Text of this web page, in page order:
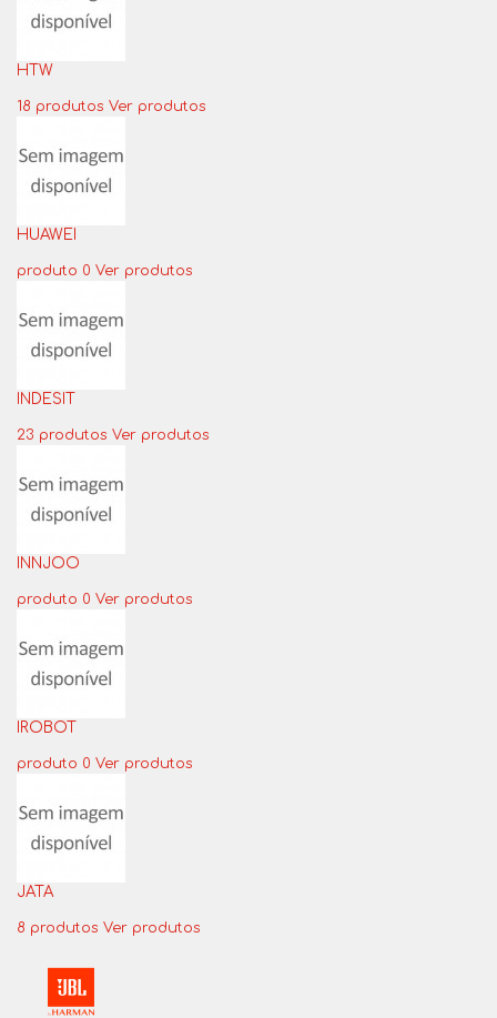
HTW
18 produtos Ver produtos
HUAWEI
produto 0 Ver produtos
INDESIT
23 produtos Ver produtos
INNJOO
produto 0 Ver produtos
IROBOT
produto 0 Ver produtos
JATA
8 produtos Ver produtos